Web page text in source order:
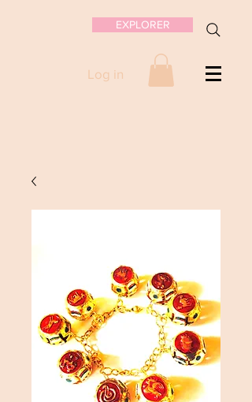
EXPLORER
Log in